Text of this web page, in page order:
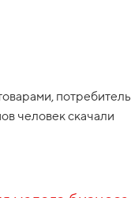
потребитель
человек скачали